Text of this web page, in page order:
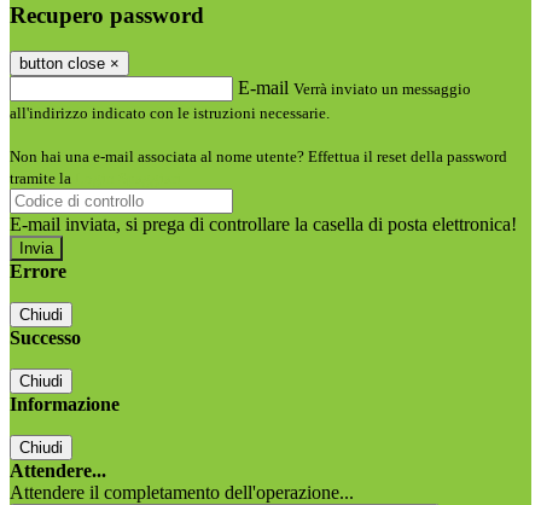
Recupero password
button close ×
E-mail Verrà inviato un messaggio
all'indirizzo indicato con le istruzioni necessarie.
Non hai una e-mail associata al nome utente? Effettua il reset della password
tramite la
E-mail inviata, si prega di controllare la casella di posta elettronica!
Errore
Chiudi
Successo
Chiudi
Informazione
Chiudi
Attendere...
Attendere il completamento dell'operazione...